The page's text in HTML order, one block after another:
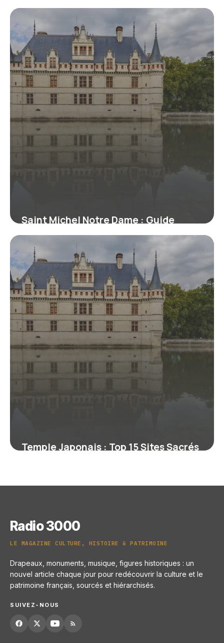
8 juillet 2026
Saint Michel Notre Dame : Guide
monuments Paris
7 juillet 2026
Temple Japonais : Top 15 Sites Sacrés
Radio 3000
LE MAGAZINE CULTURE, HISTOIRE & PATRIMOINE
Drapeaux, monuments, musique, figures historiques : un
nouvel article chaque jour pour redécouvrir la culture et le
patrimoine français, sourcés et hiérarchisés.
SUIVEZ-NOUS